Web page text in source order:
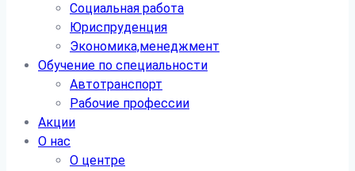
Социальная работа
Юриспруденция
Экономика,менеджмент
Обучение по специальности
Автотранспорт
Рабочие профессии
Акции
О нас
О центре